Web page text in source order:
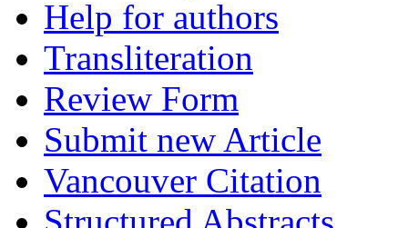
Help for authors
Transliteration
Review Form
Submit new Article
Vancouver Citation